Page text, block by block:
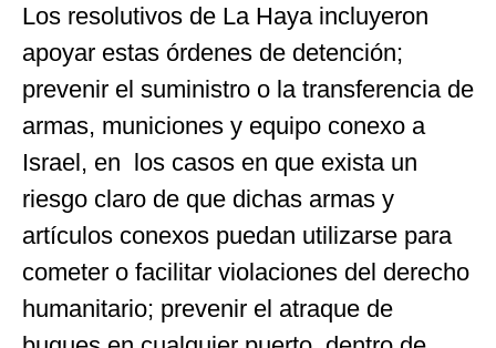
Los resolutivos de La Haya incluyeron
apoyar estas órdenes de detención;
prevenir el suministro o la transferencia de
armas, municiones y equipo conexo a
Israel, en los casos en que exista un
riesgo claro de que dichas armas y
artículos conexos puedan utilizarse para
cometer o facilitar violaciones del derecho
humanitario; prevenir el atraque de